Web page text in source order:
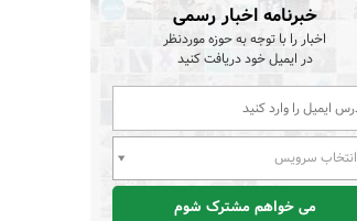
خبرنامه اخبار رسمی
اخبار را با توجه به حوزه موردنظر
در ایمیل خود دریافت کنید
انتخاب سرویس
می خواهم مشترک شوم